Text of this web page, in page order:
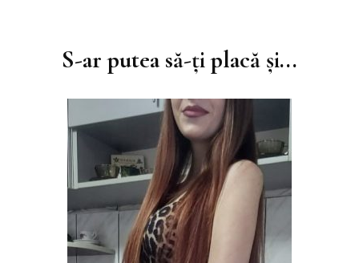
articoleS-ar putea să-ți placă și...